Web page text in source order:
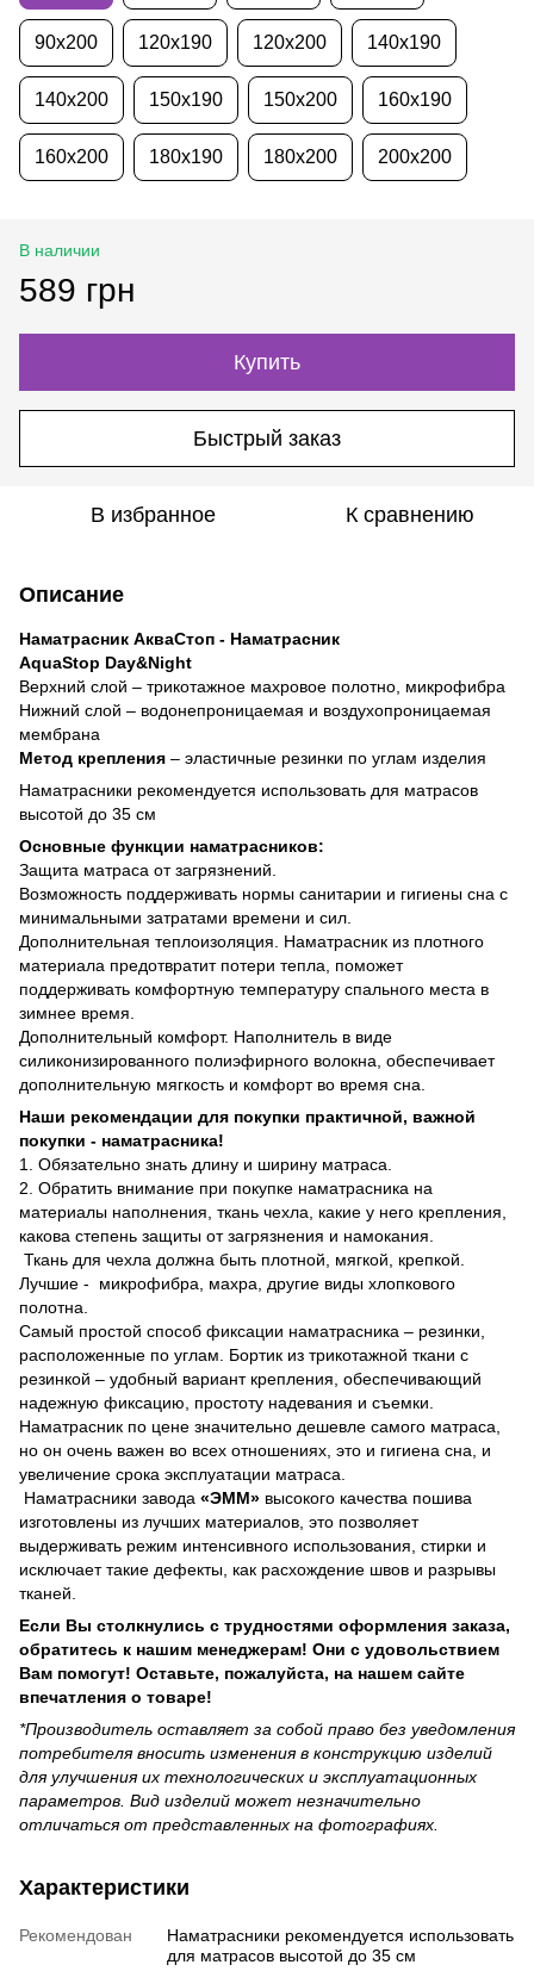
90х200 120х190 120х200 140х190
140х200 150х190 150х200 160х190
160х200 180х190 180х200 200х200
В наличии
589 грн
Купить
Быстрый заказ
В избранное К сравнению
Описание
Наматрасник АкваСтоп - Наматрасник
AquaStop Day&Night
Верхний слой – трикотажное махровое полотно, микрофибра
Нижний слой – водонепроницаемая и воздухопроницаемая
мембрана
Метод крепления – эластичные резинки по углам изделия
Наматрасники рекомендуется использовать для матрасов
высотой до 35 см
Основные функции наматрасников:
Защита матраса от загрязнений.
Возможность поддерживать нормы санитарии и гигиены сна с
минимальными затратами времени и сил.
Дополнительная теплоизоляция. Наматрасник из плотного
материала предотвратит потери тепла, поможет
поддерживать комфортную температуру спального места в
зимнее время.
Дополнительный комфорт. Наполнитель в виде
силиконизированного полиэфирного волокна, обеспечивает
дополнительную мягкость и комфорт во время сна.
Наши рекомендации для покупки практичной, важной
покупки - наматрасника!
1. Обязательно знать длину и ширину матраса.
2. Обратить внимание при покупке наматрасника на
материалы наполнения, ткань чехла, какие у него крепления,
какова степень защиты от загрязнения и намокания.
Ткань для чехла должна быть плотной, мягкой, крепкой.
Лучшие - микрофибра, махра, другие виды хлопкового
полотна.
Самый простой способ фиксации наматрасника – резинки,
расположенные по углам. Бортик из трикотажной ткани с
резинкой – удобный вариант крепления, обеспечивающий
надежную фиксацию, простоту надевания и съемки.
Наматрасник по цене значительно дешевле самого матраса,
но он очень важен во всех отношениях, это и гигиена сна, и
увеличение срока эксплуатации матраса.
Наматрасники завода «ЭММ» высокого качества пошива
изготовлены из лучших материалов, это позволяет
выдерживать режим интенсивного использования, стирки и
исключает такие дефекты, как расхождение швов и разрывы
тканей.
Если Вы столкнулись с трудностями оформления заказа,
обратитесь к нашим менеджерам! Они с удовольствием
Вам помогут! Оставьте, пожалуйста, на нашем сайте
впечатления о товаре!
*Производитель оставляет за собой право без уведомления
потребителя вносить изменения в конструкцию изделий
для улучшения их технологических и эксплуатационных
параметров. Вид изделий может незначительно
отличаться от представленных на фотографиях.
Характеристики
Рекомендован
Наматрасники рекомендуется использовать
для матрасов высотой до 35 см